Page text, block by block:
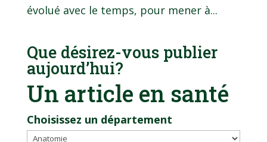
évolué avec le temps, pour mener à...
Que désirez-vous publier
aujourd’hui?
Un article en santé
Choisissez un département